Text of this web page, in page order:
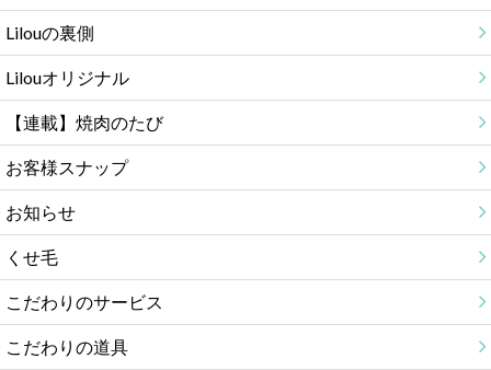
Lilouの裏側
Lilouオリジナル
【連載】焼肉のたび
お客様スナップ
お知らせ
くせ毛
こだわりのサービス
こだわりの道具